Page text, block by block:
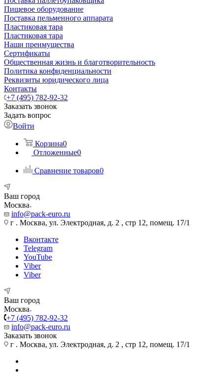
Пищевое оборудование
Поставка пельменного аппарата
Пластиковая тара
Пластиковая тара
Наши преимущества
Сертификаты
Общественная жизнь и благотворительность
Политика конфиденциальности
Реквизиты юридического лица
Контакты
+7 (495) 782-92-32
Заказать звонок
Задать вопрос
Войти
Корзина0
Отложенные0
Сравнение товаров0
Ваш город
Москва
info@pack-euro.ru
г . Москва, ул. Электродная, д. 2 , стр 12, помещ. 17/1
Вконтакте
Telegram
YouTube
Viber
Viber
Ваш город
Москва
+7 (495) 782-92-32
info@pack-euro.ru
Заказать звонок
г . Москва, ул. Электродная, д. 2 , стр 12, помещ. 17/1